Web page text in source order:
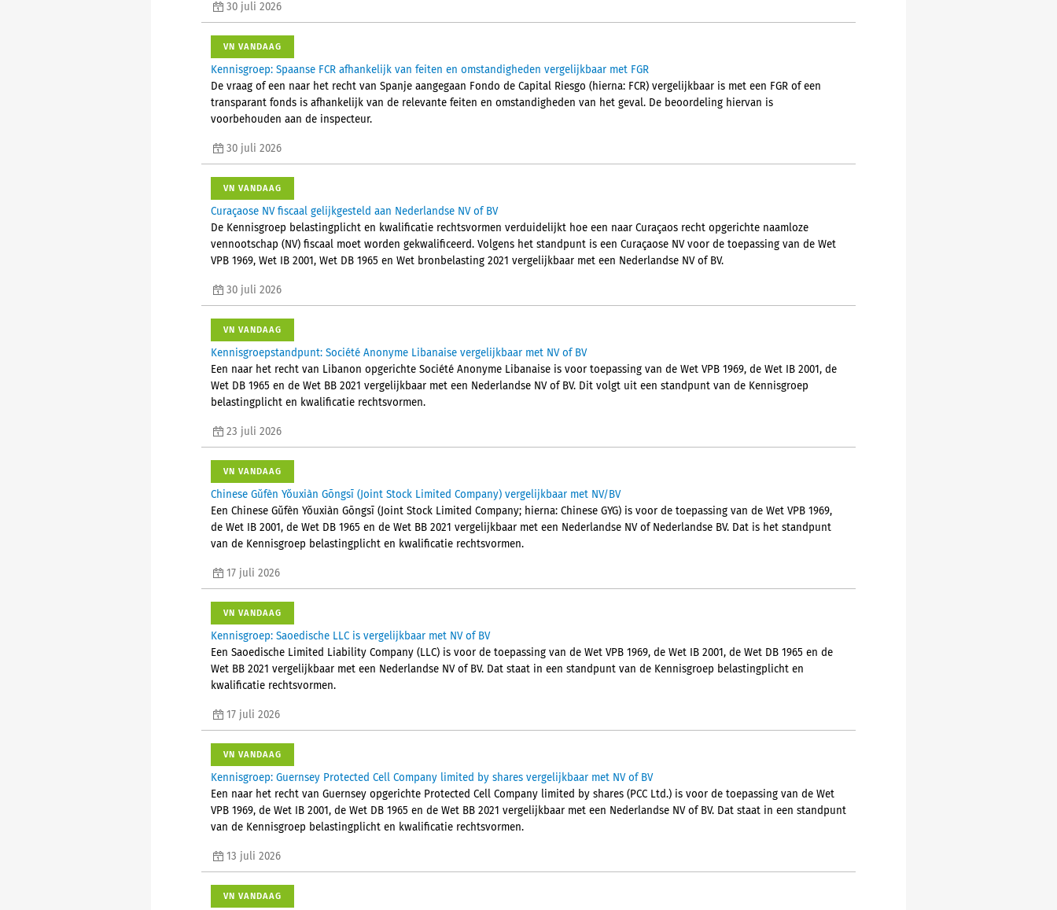
30 juli 2026
VN VANDAAG
Kennisgroep: Spaanse FCR afhankelijk van feiten en omstandigheden vergelijkbaar met FGR
De vraag of een naar het recht van Spanje aangegaan Fondo de Capital Riesgo (hierna: FCR) vergelijkbaar is met een FGR of een
transparant fonds is afhankelijk van de relevante feiten en omstandigheden van het geval. De beoordeling hiervan is
voorbehouden aan de inspecteur.
30 juli 2026
VN VANDAAG
Curaçaose NV fiscaal gelijkgesteld aan Nederlandse NV of BV
De Kennisgroep belastingplicht en kwalificatie rechtsvormen verduidelijkt hoe een naar Curaçaos recht opgerichte naamloze
vennootschap (NV) fiscaal moet worden gekwalificeerd. Volgens het standpunt is een Curaçaose NV voor de toepassing van de Wet
VPB 1969, Wet IB 2001, Wet DB 1965 en Wet bronbelasting 2021 vergelijkbaar met een Nederlandse NV of BV.
30 juli 2026
VN VANDAAG
Kennisgroepstandpunt: Société Anonyme Libanaise vergelijkbaar met NV of BV
Een naar het recht van Libanon opgerichte Société Anonyme Libanaise is voor toepassing van de Wet VPB 1969, de Wet IB 2001, de
Wet DB 1965 en de Wet BB 2021 vergelijkbaar met een Nederlandse NV of BV. Dit volgt uit een standpunt van de Kennisgroep
belastingplicht en kwalificatie rechtsvormen.
23 juli 2026
VN VANDAAG
Chinese Gǔfèn Yǒuxiàn Gōngsī (Joint Stock Limited Company) vergelijkbaar met NV/BV
Een Chinese Gǔfèn Yǒuxiàn Gōngsī (Joint Stock Limited Company; hierna: Chinese GYG) is voor de toepassing van de Wet VPB 1969,
de Wet IB 2001, de Wet DB 1965 en de Wet BB 2021 vergelijkbaar met een Nederlandse NV of Nederlandse BV. Dat is het standpunt
van de Kennisgroep belastingplicht en kwalificatie rechtsvormen.
17 juli 2026
VN VANDAAG
Kennisgroep: Saoedische LLC is vergelijkbaar met NV of BV
Een Saoedische Limited Liability Company (LLC) is voor de toepassing van de Wet VPB 1969, de Wet IB 2001, de Wet DB 1965 en de
Wet BB 2021 vergelijkbaar met een Nederlandse NV of BV. Dat staat in een standpunt van de Kennisgroep belastingplicht en
kwalificatie rechtsvormen.
17 juli 2026
VN VANDAAG
Kennisgroep: Guernsey Protected Cell Company limited by shares vergelijkbaar met NV of BV
Een naar het recht van Guernsey opgerichte Protected Cell Company limited by shares (PCC Ltd.) is voor de toepassing van de Wet
VPB 1969, de Wet IB 2001, de Wet DB 1965 en de Wet BB 2021 vergelijkbaar met een Nederlandse NV of BV. Dat staat in een standpunt
van de Kennisgroep belastingplicht en kwalificatie rechtsvormen.
13 juli 2026
VN VANDAAG